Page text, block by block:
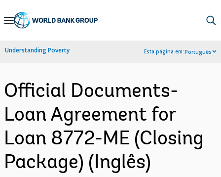
Skip
Navigation
Understanding Poverty Esta página em:Português
Official Documents-
Loan Agreement for
Loan 8772-ME (Closing
Package) (Inglês)